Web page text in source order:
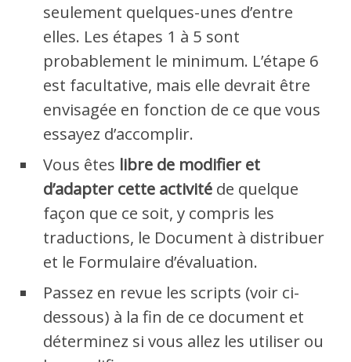
seulement quelques-unes d’entre
elles. Les étapes 1 à 5 sont
probablement le minimum. L’étape 6
est facultative, mais elle devrait être
envisagée en fonction de ce que vous
essayez d’accomplir.
Vous êtes libre de modifier et
d’adapter cette activité de quelque
façon que ce soit, y compris les
traductions, le Document à distribuer
et le Formulaire d’évaluation.
Passez en revue les scripts (voir ci-
dessous) à la fin de ce document et
déterminez si vous allez les utiliser ou